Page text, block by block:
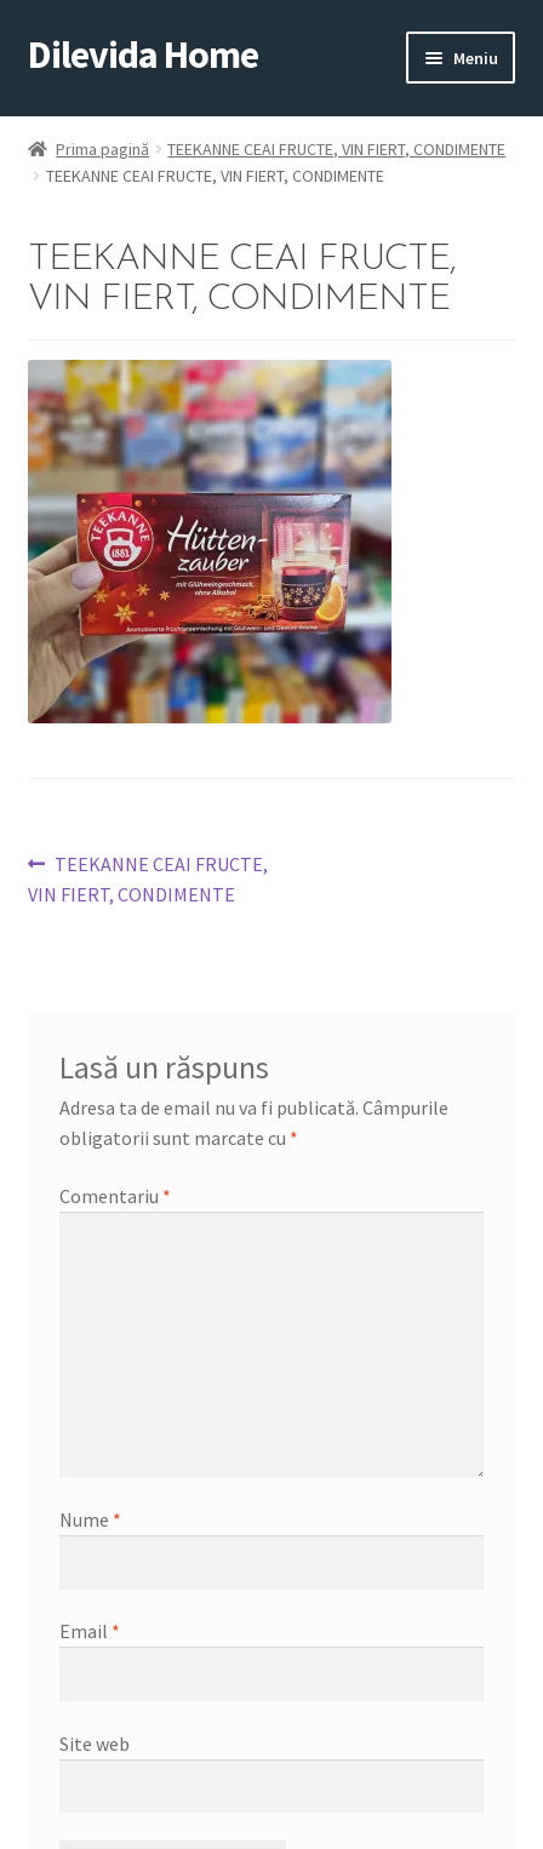
Sari
la
Sari
la
Dilevida Home Meniu
COPII
JUCARII
ROYALTY
LINE
DETERGENT
SOLUȚII CURĂȚENIE
ÎNGRIJIRE
PERSONALĂ
Prima pagină
TEEKANNE CEAI FRUCTE, VIN FIERT, CONDIMENTE
TEEKANNE CEAI FRUCTE, VIN FIERT, CONDIMENTE
TEEKANNE CEAI FRUCTE,
VIN FIERT, CONDIMENTE
Navigare
în
Articolul
anterior:
TEEKANNE CEAI FRUCTE,
VIN FIERT, CONDIMENTE
Lasă un răspuns
Adresa ta de email nu va fi publicată. Câmpurile
obligatorii sunt marcate cu *
Comentariu *
Nume *
Email *
Site web